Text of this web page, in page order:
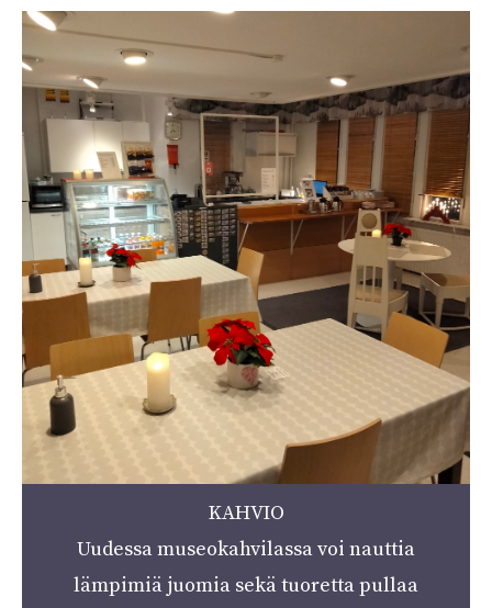
KAHVIO
Uudessa museokahvilassa voi nauttia
lämpimiä juomia sekä tuoretta pullaa